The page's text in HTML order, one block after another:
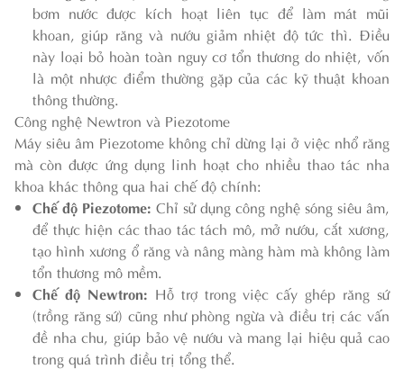
bơm nước được kích hoạt liên tục để làm mát mũi
khoan, giúp răng và nướu giảm nhiệt độ tức thì. Điều
này loại bỏ hoàn toàn nguy cơ tổn thương do nhiệt, vốn
là một nhược điểm thường gặp của các kỹ thuật khoan
thông thường.
Công nghệ Newtron và Piezotome
Máy siêu âm Piezotome không chỉ dừng lại ở việc nhổ răng
mà còn được ứng dụng linh hoạt cho nhiều thao tác nha
khoa khác thông qua hai chế độ chính:
Chế độ Piezotome: Chỉ sử dụng công nghệ sóng siêu âm,
để thực hiện các thao tác tách mô, mở nướu, cắt xương,
tạo hình xương ổ răng và nâng màng hàm mà không làm
tổn thương mô mềm.
Chế độ Newtron: Hỗ trợ trong việc cấy ghép răng sứ
(trồng răng sứ) cũng như phòng ngừa và điều trị các vấn
đề nha chu, giúp bảo vệ nướu và mang lại hiệu quả cao
trong quá trình điều trị tổng thể.